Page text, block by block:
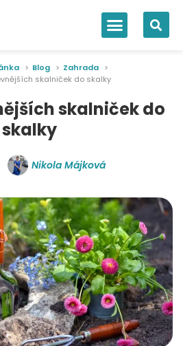
Blog
Zahrada
skalniček do skalky
skalniček do
skalky
Nikola Májková